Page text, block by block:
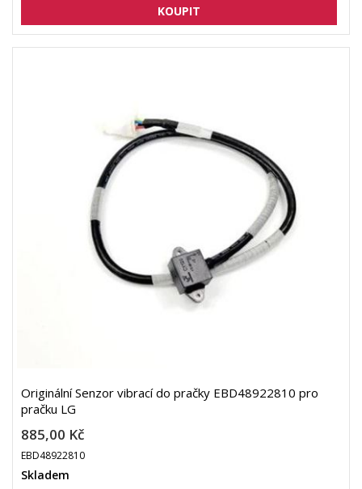
Originální Senzor vibrací do pračky EBD48922810 pro
pračku LG
885,00 Kč
EBD48922810
Skladem